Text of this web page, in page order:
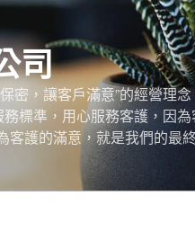
司
密，讓客戶滿意”的經營理
標準，用心服務客護，因
護的滿意，就是我們的最